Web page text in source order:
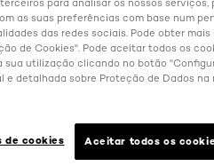
cuidar
as suas preferências com base num
das redes sociais. Pode obter
de Cookies". Pode aceitar todos os
utilização clicando no botão
detalhada sobre Proteção de Dados na
de cookies Aceitar todos os